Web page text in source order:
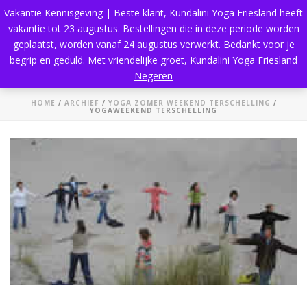
Yogaweekend Terschelling
HOME / ARCHIEF / YOGA ZOMER WEEKEND TERSCHELLING /
YOGAWEEKEND TERSCHELLING
Vakantie Kennisgeving | Beste klant, Kundalini Yoga Friesland heeft
vakantie tot 23 augustus. Bestellingen die in deze periode worden
geplaatst, worden vanaf 24 augustus verwerkt. Bedankt voor je
begrip en geduld. Met vriendelijke groet, Kundalini Yoga Friesland
Negeren